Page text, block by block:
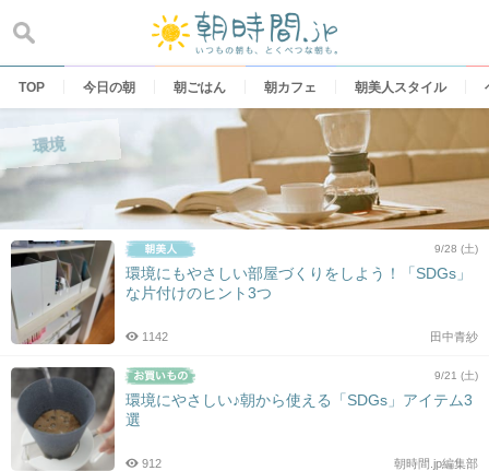
content
TOP 今日の朝 朝ごはん 朝カフェ 朝美人スタイル
環境
9/28 (土)
環境にもやさしい部屋づくりをしよう！「SDGs」
な片付けのヒント3つ
田中青紗
1142
9/21 (土)
環境にやさしい♪朝から使える「SDGs」アイテム3
選
朝時間.jp編集部
912